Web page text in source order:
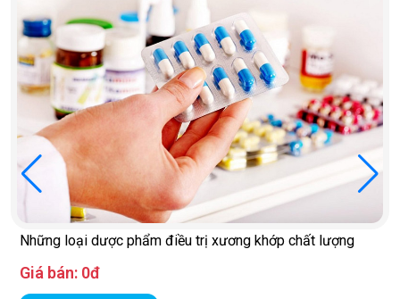
Những loại dược phẩm điều trị xương khớp chất lượng
Giá bán: 0đ